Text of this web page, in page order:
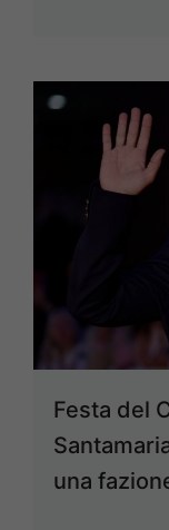
Festa del
una